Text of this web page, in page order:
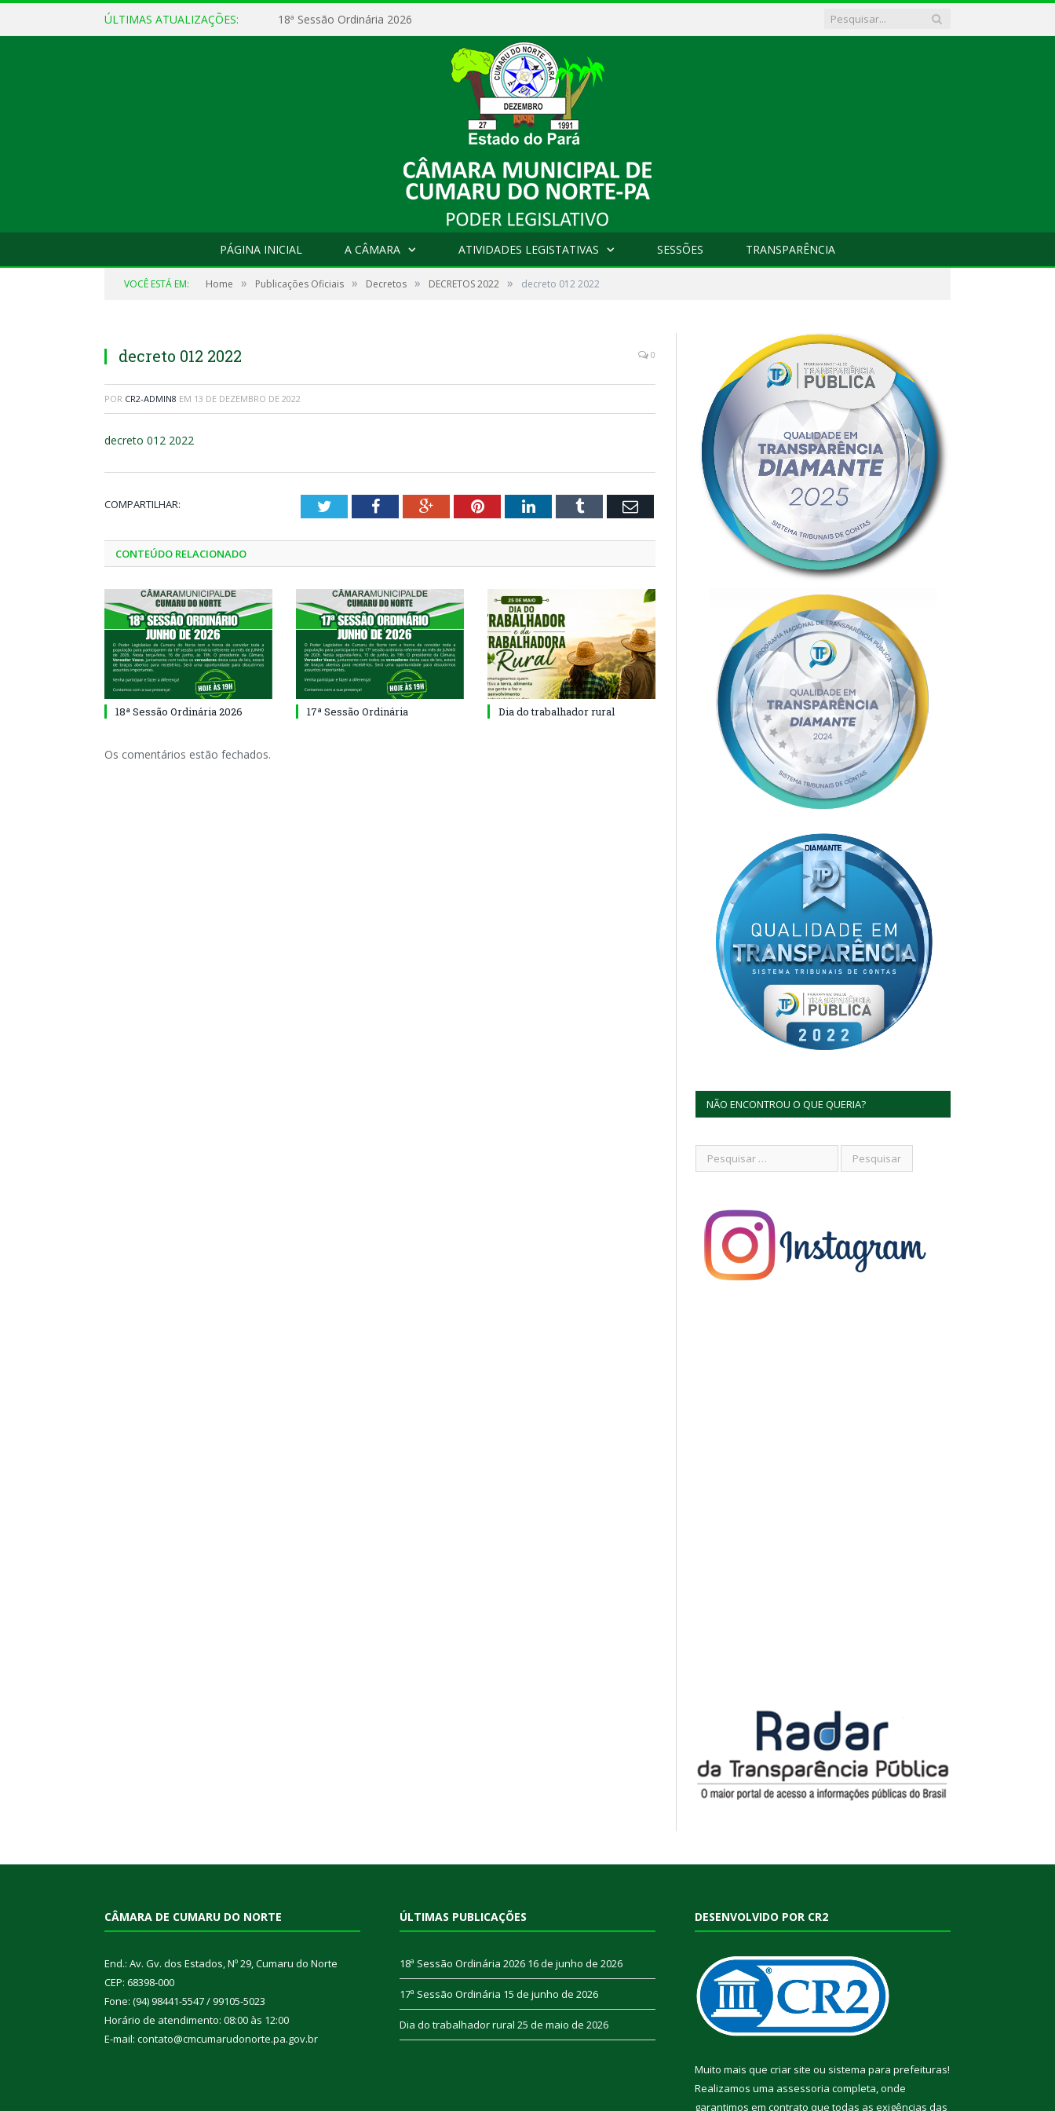
ÚLTIMAS ATUALIZAÇÕES: 18ª Sessão Ordinária 2026
PÁGINA INICIAL A CÂMARA ATIVIDADES LEGISTATIVAS SESSÕES TRANSPARÊNCIA
VOCÊ ESTÁ EM: Home » Publicações Oficiais » Decretos » DECRETOS 2022 » decreto 012 2022
decreto 012 2022 0
POR CR2-ADMIN8 EM 13 DE DEZEMBRO DE 2022
decreto 012 2022
COMPARTILHAR: TwitterFacebookGoogle+PinterestLinkedInTumblr Email
CONTEÚDO RELACIONADO
18ª Sessão Ordinária 2026 17ª Sessão Ordinária Dia do trabalhador rural
Os comentários estão fechados.
NÃO ENCONTROU O QUE QUERIA?
CÂMARA DE CUMARU DO NORTE
End.: Av. Gv. dos Estados, Nº 29, Cumaru do Norte
CEP: 68398-000
Fone: (94) 98441-5547 / 99105-5023
Horário de atendimento: 08:00 às 12:00
E-mail: contato@cmcumarudonorte.pa.gov.br
ÚLTIMAS PUBLICAÇÕES
18ª Sessão Ordinária 2026 16 de junho de 2026
17ª Sessão Ordinária 15 de junho de 2026
Dia do trabalhador rural 25 de maio de 2026
DESENVOLVIDO POR CR2
Muito mais que criar site ou sistema para prefeituras!
Realizamos uma assessoria completa, onde
garantimos em contrato que todas as exigências das